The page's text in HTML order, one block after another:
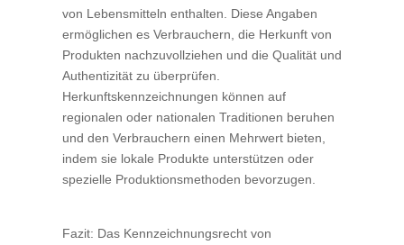
von Lebensmitteln enthalten. Diese Angaben
ermöglichen es Verbrauchern, die Herkunft von
Produkten nachzuvollziehen und die Qualität und
Authentizität zu überprüfen.
Herkunftskennzeichnungen können auf
regionalen oder nationalen Traditionen beruhen
und den Verbrauchern einen Mehrwert bieten,
indem sie lokale Produkte unterstützen oder
spezielle Produktionsmethoden bevorzugen.
Fazit: Das Kennzeichnungsrecht von